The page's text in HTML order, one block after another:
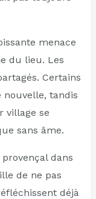
menace
du lieu. Les
Certains
nouvelle, tandis
village se
sans âme.
dans
de ne pas
déjà